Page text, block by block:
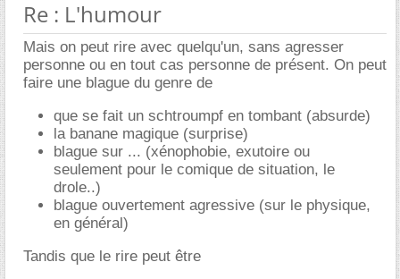
Re : L'humour
Mais on peut rire avec quelqu'un, sans agresser
personne ou en tout cas personne de présent. On peut
faire une blague du genre de
que se fait un schtroumpf en tombant (absurde)
la banane magique (surprise)
blague sur ... (xénophobie, exutoire ou
seulement pour le comique de situation, le
drole..)
blague ouvertement agressive (sur le physique,
en général)
Tandis que le rire peut être